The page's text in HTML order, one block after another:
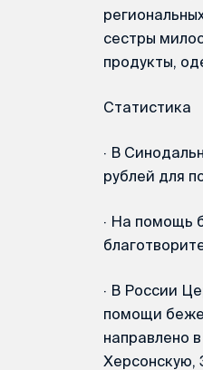
сестры
продукты,
Статистика
· В
рублей для
· На помощь
· В России
помощи
направлено
Херсонскую,